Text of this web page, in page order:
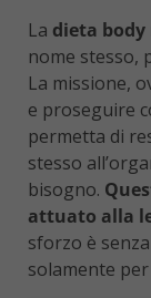
La dieta body
nome stesso,
La missione,
e proseguire
permetta di
stesso
bisogno.
attuato alla
sforzo è
solamente